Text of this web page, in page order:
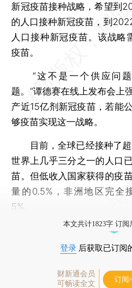
新冠疫苗接种战略，希望到
的人口接种新冠疫苗，到
人口接种新冠疫苗。该战略
疫苗。
“这不是一个供应问题
题。”谭德赛在线上发布会上
产近15亿剂新冠疫苗，若能
够疫苗实现这一战略。
目前，全球已经接种了超
世界上几乎三分之一的人口
苗。但低收入国家获得的疫
量的0.5%，非洲地区完全
5%。
本文共计1823字 订阅
登录 后获取已订阅
财新通会员
可畅读全文
订阅